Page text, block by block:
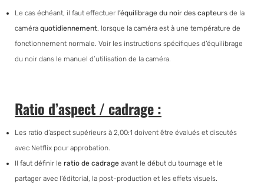
Le cas échéant, il faut effectuer l’équilibrage du noir des capteurs de la
caméra quotidiennement, lorsque la caméra est à une température de
fonctionnement normale. Voir les instructions spécifiques d’équilibrage
du noir dans le manuel d’utilisation de la caméra.
Ratio d’aspect / cadrage :
Les ratio d’aspect supérieurs à 2,00:1 doivent être évalués et discutés
avec Netflix pour approbation.
Il faut définir le ratio de cadrage avant le début du tournage et le
partager avec l’éditorial, la post-production et les effets visuels.